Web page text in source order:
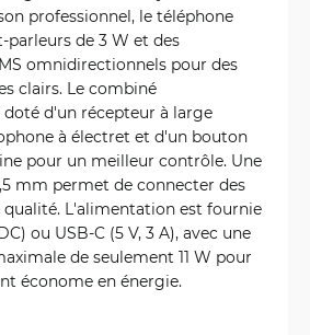
professionnel, le téléphone
parleurs de 3 W et des
omnidirectionnels pour des
clairs. Le combiné
d'un récepteur à large
à électret et d'un bouton
pour un meilleur contrôle. Une
mm permet de connecter des
qualité. L'alimentation est fournie
ou USB-C (5 V, 3 A), avec une
de seulement 11 W pour
économe en énergie.